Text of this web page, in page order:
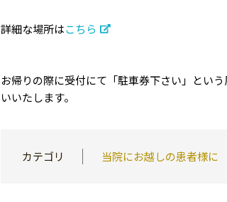
詳細な場所はこちら
お帰りの際に受付にて「駐車券下さい」とい
いいたします。
カテゴリ 当院にお越しの患者様に